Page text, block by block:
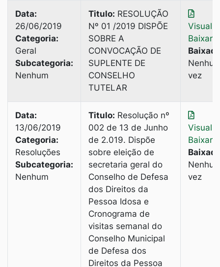
Data:
26/06/2019
Categoria:
Geral
Subcategoria:
Nenhum
Titulo: RESOLUÇÃO
Nº 01 /2019 DISPÕE
SOBRE A
CONVOCAÇÃO DE
SUPLENTE DE
CONSELHO
TUTELAR
Baixar
vez
Data:
13/06/2019
Categoria:
Resoluções
Subcategoria:
Nenhum
Titulo: Resolução nº
002 de 13 de Junho
de 2.019. Dispõe
sobre eleição de
secretaria geral do
Conselho de Defesa
dos Direitos da
Pessoa Idosa e
Cronograma de
visitas semanal do
Conselho Municipal
de Defesa dos
Direitos da Pessoa
Baixar
vez